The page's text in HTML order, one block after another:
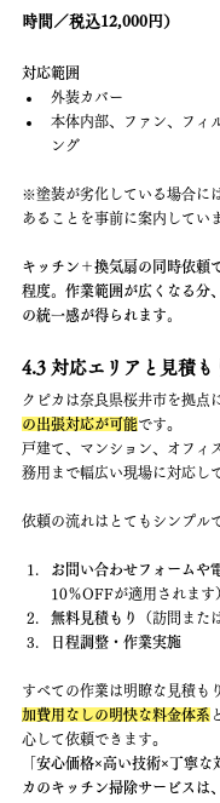
時間／税込12,000円）
対応範囲
外装カバー
本体内部、ファン、フィ
ング
※塗装が劣化している場合に
あることを事前に案内してい
キッチン＋換気扇の同時依頼
程度。作業範囲が広くなる分
の統一感が得られます。
4.3 対応エリアと見積も
クピカは奈良県桜井市を拠点
の出張対応が可能です。
戸建て、マンション、オフィ
務用まで幅広い現場に対応し
依頼の流れはとてもシンプル
お問い合わせフォームや
10％OFFが適用されます
無料見積もり
（訪問また
日程調整・作業実施
すべての作業は明瞭な見積も
加費用なしの明快な料金体系
心して依頼できます。
「安心価格×高い技術×丁寧
カのキッチン掃除サービスは